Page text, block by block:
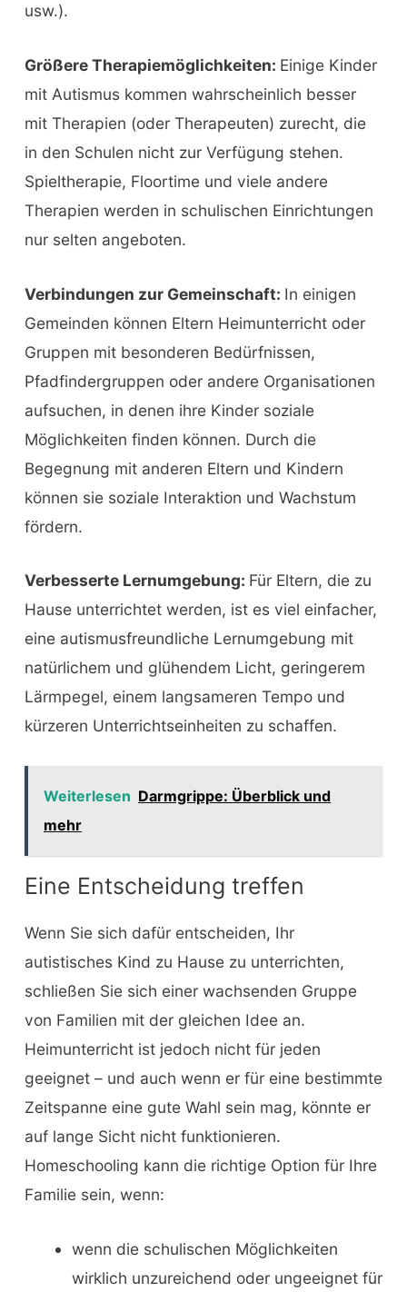
usw.).
Größere Therapiemöglichkeiten: Einige Kinder
mit Autismus kommen wahrscheinlich besser
mit Therapien (oder Therapeuten) zurecht, die
in den Schulen nicht zur Verfügung stehen.
Spieltherapie, Floortime und viele andere
Therapien werden in schulischen Einrichtungen
nur selten angeboten.
Verbindungen zur Gemeinschaft: In einigen
Gemeinden können Eltern Heimunterricht oder
Gruppen mit besonderen Bedürfnissen,
Pfadfindergruppen oder andere Organisationen
aufsuchen, in denen ihre Kinder soziale
Möglichkeiten finden können. Durch die
Begegnung mit anderen Eltern und Kindern
können sie soziale Interaktion und Wachstum
fördern.
Verbesserte Lernumgebung: Für Eltern, die zu
Hause unterrichtet werden, ist es viel einfacher,
eine autismusfreundliche Lernumgebung mit
natürlichem und glühendem Licht, geringerem
Lärmpegel, einem langsameren Tempo und
kürzeren Unterrichtseinheiten zu schaffen.
Weiterlesen Darmgrippe: Überblick und
mehr
Eine Entscheidung treffen
Wenn Sie sich dafür entscheiden, Ihr
autistisches Kind zu Hause zu unterrichten,
schließen Sie sich einer wachsenden Gruppe
von Familien mit der gleichen Idee an.
Heimunterricht ist jedoch nicht für jeden
geeignet – und auch wenn er für eine bestimmte
Zeitspanne eine gute Wahl sein mag, könnte er
auf lange Sicht nicht funktionieren.
Homeschooling kann die richtige Option für Ihre
Familie sein, wenn:
wenn die schulischen Möglichkeiten
wirklich unzureichend oder ungeeignet für